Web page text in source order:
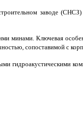
заводе
Ключевая
сопоставимой с
гидроакустическими